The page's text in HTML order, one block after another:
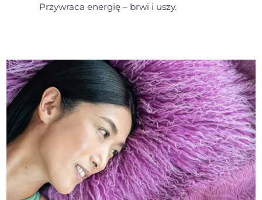
Przywraca energię – brwi i uszy.